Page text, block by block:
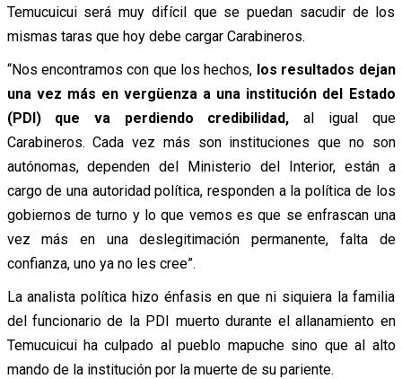
Temucuicui será muy difícil que se puedan sacudir de los
mismas taras que hoy debe cargar Carabineros.
“Nos encontramos con que los hechos, los resultados dejan
una vez más en vergüenza a una institución del Estado
(PDI) que va perdiendo credibilidad, al igual que
Carabineros. Cada vez más son instituciones que no son
autónomas, dependen del Ministerio del Interior, están a
cargo de una autoridad política, responden a la política de los
gobiernos de turno y lo que vemos es que se enfrascan una
vez más en una deslegitimación permanente, falta de
confianza, uno ya no les cree”.
La analista política hizo énfasis en que ni siquiera la familia
del funcionario de la PDI muerto durante el allanamiento en
Temucuicui ha culpado al pueblo mapuche sino que al alto
mando de la institución por la muerte de su pariente.